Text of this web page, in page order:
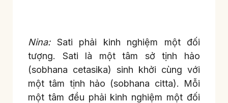
Nina:Sati phải kinh nghiệm một đối
tượng. Sati là một tâm sở tịnh hảo
(sobhana cetasika) sinh khởi cùng với
một tâm tịnh hảo (sobhana citta). Mỗi
một tâm đều phải kinh nghiệm một đối